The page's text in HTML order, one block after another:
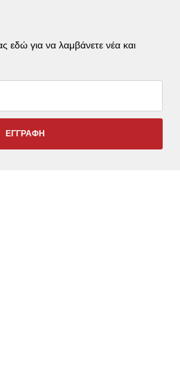
για να λαμβάνετε νέα και